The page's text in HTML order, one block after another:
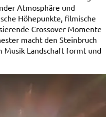
Atmosphäre und
Höhepunkte, filmische
Crossover-Momente
macht den Steinbruch
Musik Landschaft formt und